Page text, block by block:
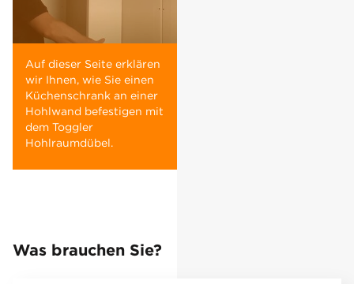
Auf dieser Seite erklären
wir Ihnen, wie Sie einen
Küchenschrank an einer
Hohlwand befestigen mit
dem Toggler
Hohlraumdübel.
Was brauchen Sie?